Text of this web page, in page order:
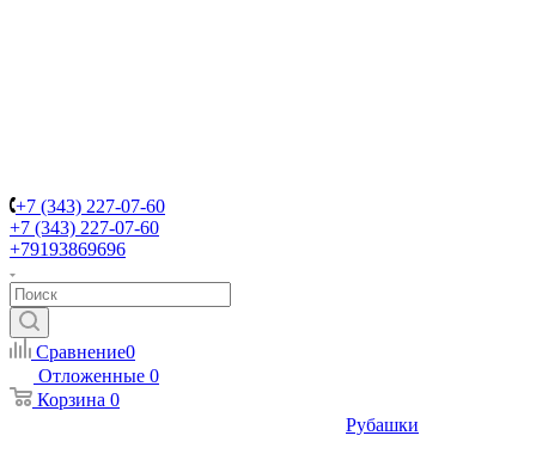
+7 (343) 227-07-60
+7 (343) 227-07-60
+79193869696
Сравнение0
Отложенные 0
Корзина 0
Рубашки